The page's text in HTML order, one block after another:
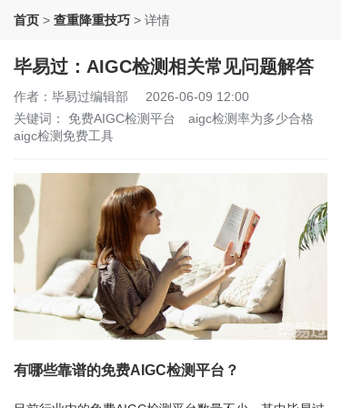
首页 > 查重降重技巧 > 详情
毕易过：AIGC检测相关常见问题解答
作者：毕易过编辑部
2026-06-09 12:00
关键词： 免费AIGC检测平台
aigc检测率为多少合格
aigc检测免费工具
有哪些靠谱的免费AIGC检测平台？